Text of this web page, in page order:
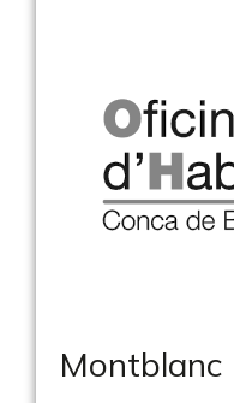
Montblanc